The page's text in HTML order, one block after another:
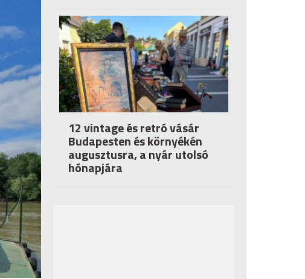
12 vintage és retró vásár
Budapesten és környékén
augusztusra, a nyár utolsó
hónapjára